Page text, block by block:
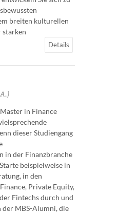
breiten kulturellen
starken
Details
in Finance
dieser Studiengang
in der Finanzbranche
beispielweise in
in den
Private Equity,
Fintechs durch und
MBS-Alumni, die